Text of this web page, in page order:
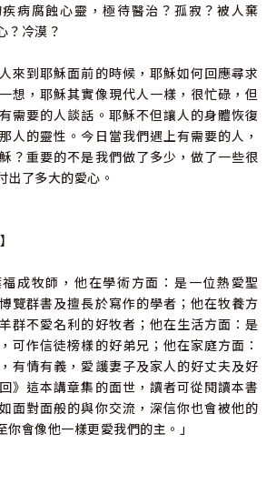
病腐蝕心靈，極待醫治？孤寂？被人棄
？冷漠？
來到耶穌面前的時候，耶穌如何回應尋求
想，耶穌其實像現代人一樣，很忙碌，但
需要的人談話。耶穌不但讓人的身體恢復
人的靈性。今日當我們遇上有需要的人，
？重要的不是我們做了多少，做了一些很
出了多大的愛心。
福成牧師，他在學術方面：是一位熱愛聖
覽群書及擅長於寫作的學者；他在牧養方
群不愛名利的好牧者；他在生活方面：是
可作信徒榜樣的好弟兄；他在家庭方面：
有情有義，愛護妻子及家人的好丈夫及好
》這本講章集的面世，讀者可從閱讀本書
面對面般的與你交流，深信你也會被他的
你會像他一樣更愛我們的主。」